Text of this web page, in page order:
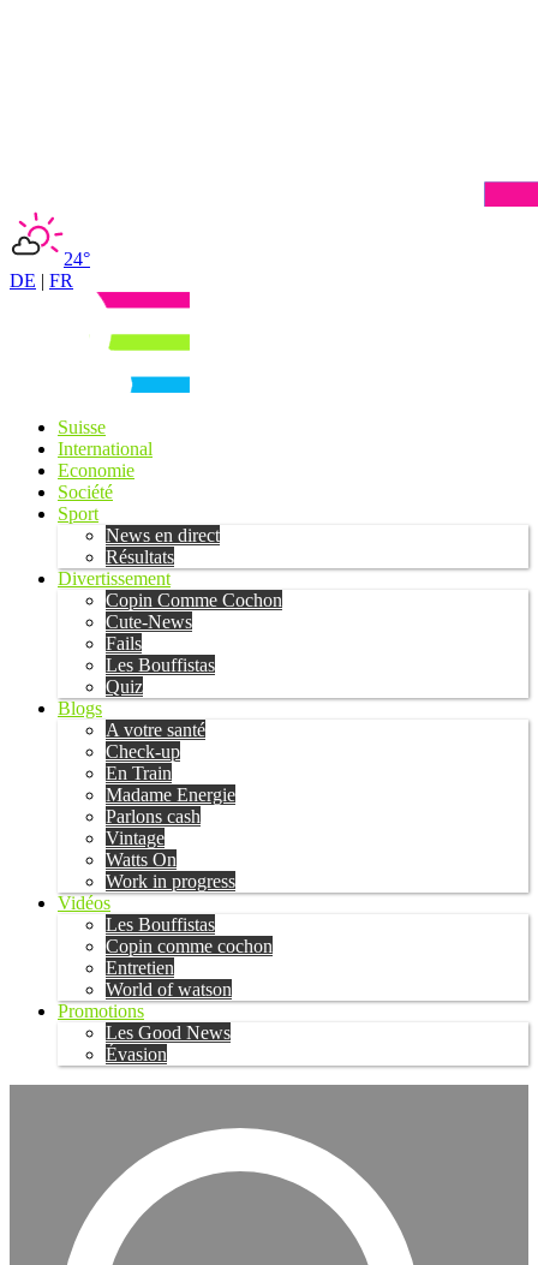
24°
DE | FR
Suisse
International
Economie
Société
Sport
News en direct
Résultats
Divertissement
Copin Comme Cochon
Cute-News
Fails
Les Bouffistas
Quiz
Blogs
A votre santé
Check-up
En Train
Madame Energie
Parlons cash
Vintage
Watts On
Work in progress
Vidéos
Les Bouffistas
Copin comme cochon
Entretien
World of watson
Promotions
Les Good News
Évasion